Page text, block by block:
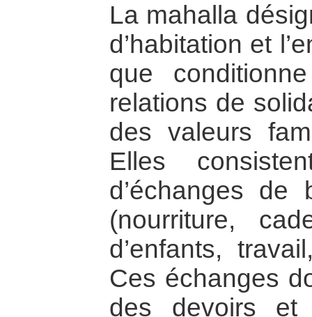
La mahalla
d’habitation et
que
relations de
des valeurs
Elles
d’échanges
(nourriture,
d’enfants,
Ces échanges
des devoirs et